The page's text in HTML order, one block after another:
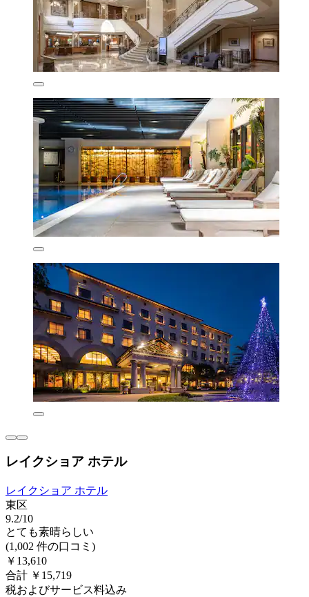
レイクショア ホテル
レイクショア ホテル
東区
9.2/10
とても素晴らしい
(1,002 件の口コミ)
￥13,610
合計 ￥15,719
税およびサービス料込み